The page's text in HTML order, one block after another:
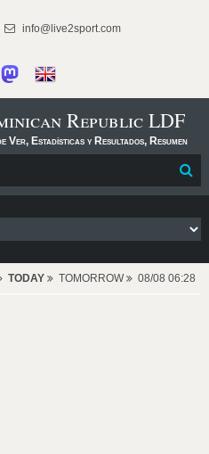
info@live2sport.com
Republic LDF
Ver, Estadísticas y Resultados, Resumen
TODAY TOMORROW 08/08 06:28